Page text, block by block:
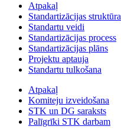
Atpakaļ
Standartizācijas struktūra
Standartu veidi
Standartizācijas process
Standartizācijas plāns
Projektu aptauja
Standartu tulkošana
Atpakaļ
Komiteju izveidošana
STK un DG saraksts
Palīgrīki STK darbam